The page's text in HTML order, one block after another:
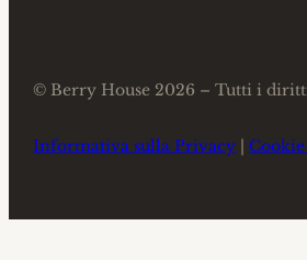
© Berry House 2026 – Tutti i
Informativa sulla Privacy |